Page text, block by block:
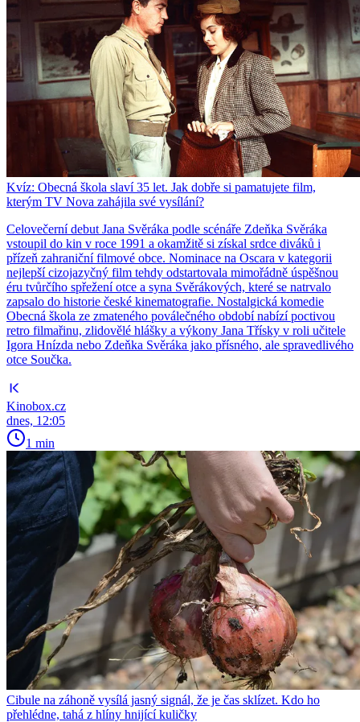
Kvíz: Obecná škola slaví 35 let. Jak dobře si pamatujete film,
kterým TV Nova zahájila své vysílání?
Celovečerní debut Jana Svěráka podle scénáře Zdeňka Svěráka
vstoupil do kin v roce 1991 a okamžitě si získal srdce diváků i
přízeň zahraniční filmové obce. Nominace na Oscara v kategorii
nejlepší cizojazyčný film tehdy odstartovala mimořádně úspěšnou
éru tvůrčího spřežení otce a syna Svěrákových, které se natrvalo
zapsalo do historie české kinematografie. Nostalgická komedie
Obecná škola ze zmateného poválečného období nabízí poctivou
retro filmařinu, zlidovělé hlášky a výkony Jana Třísky v roli učitele
Igora Hnízda nebo Zdeňka Svěráka jako přísného, ale spravedlivého
otce Součka.
Kinobox.cz
dnes, 12:05
1 min
Cibule na záhoně vysílá jasný signál, že je čas sklízet. Kdo ho
přehlédne, tahá z hlíny hnijící kuličky